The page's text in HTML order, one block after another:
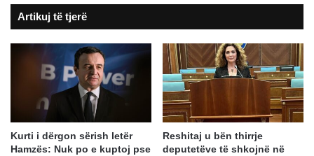
Artikuj të tjerë
Kurti i dërgon sërish letër
Hamzës: Nuk po e kuptoj pse
Reshitaj u bën thirrje
deputetëve të shkojnë në